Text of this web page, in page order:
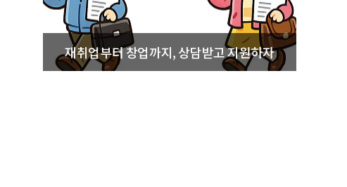
재취업부터 창업까지, 상담받고 지원하자